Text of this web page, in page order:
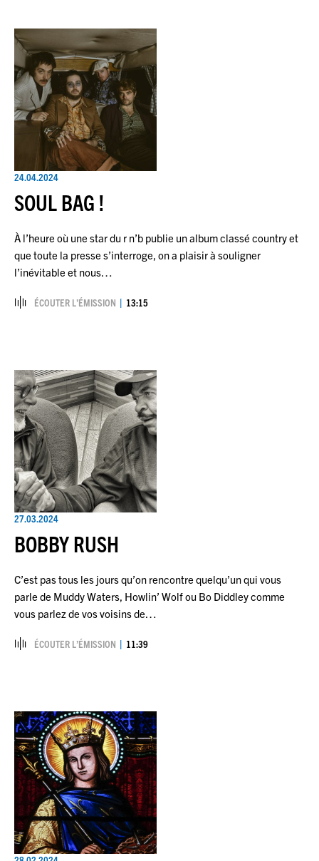
24.04.2024
SOUL BAG !
À l’heure où une star du r n’b publie un album classé country et
que toute la presse s’interroge, on a plaisir à souligner
l’inévitable et nous…
ÉCOUTER L’ÉMISSION 13:15
27.03.2024
BOBBY RUSH
C’est pas tous les jours qu’on rencontre quelqu’un qui vous
parle de Muddy Waters, Howlin’ Wolf ou Bo Diddley comme
vous parlez de vos voisins de…
ÉCOUTER L’ÉMISSION 11:39